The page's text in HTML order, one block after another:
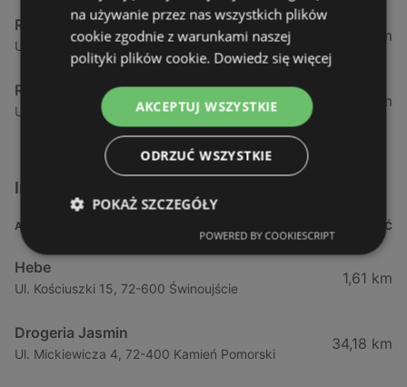
Rossmann
Ul. Gryfa Pomorskiego 15, 72-500 Międzyzdroje
12,47 km
Rossmann
Ul. Chrobrego 18, 72-400 Kamień Pomorski
34,17 km
Inne sklepy Kosmetyki w pobliżu
ADRES ODLEGŁOŚĆ
Hebe
Ul. Kościuszki 15, 72-600 Świnoujście
1,61 km
Drogeria Jasmin
Ul. Mickiewicza 4, 72-400 Kamień Pomorski
34,18 km
na używanie przez nas wszystkich plików
cookie zgodnie z warunkami naszej
polityki plików cookie. Dowiedz się więcej
AKCEPTUJ WSZYSTKIE
ODRZUĆ WSZYSTKIE
POKAŻ SZCZEGÓŁY
POWERED BY COOKIESCRIPT